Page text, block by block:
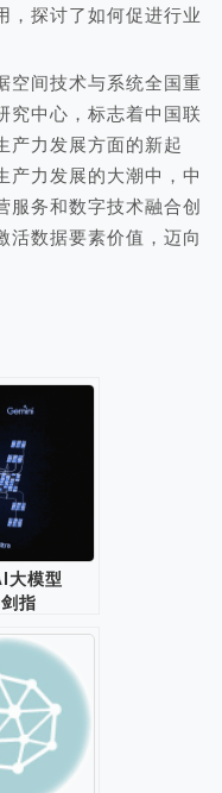
，探讨了如何促进行业
空间技术与系统全国重
究中心，标志着中国联
产力发展方面的新起
产力发展的大潮中，中
服务和数字技术融合创
活数据要素价值，迈向
大模型
指